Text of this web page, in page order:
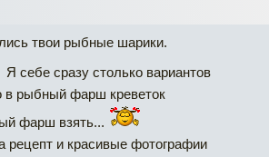
твои рыбные шарики.
Я себе сразу столько вариантов
в рыбный фарш креветок
фарш взять...
рецепт и красивые фотографии